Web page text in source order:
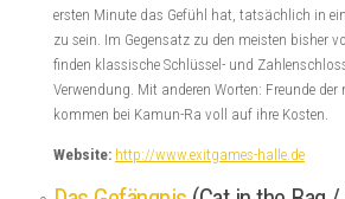
ersten Minute das Gefühl hat, tatsächlich in
zu sein. Im Gegensatz zu den meisten bisher
finden klassische Schlüssel- und
Verwendung. Mit anderen Worten: Freunde der
kommen bei Kamun-Ra voll auf ihre Kosten.
Website: http://www.exitgames-halle.de